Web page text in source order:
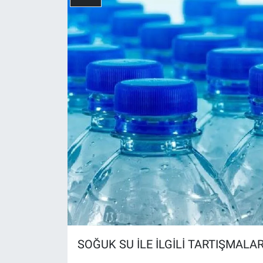
SOĞUK SU İLE İLGİLİ
Yerel Yaşam
Canlı Yayın